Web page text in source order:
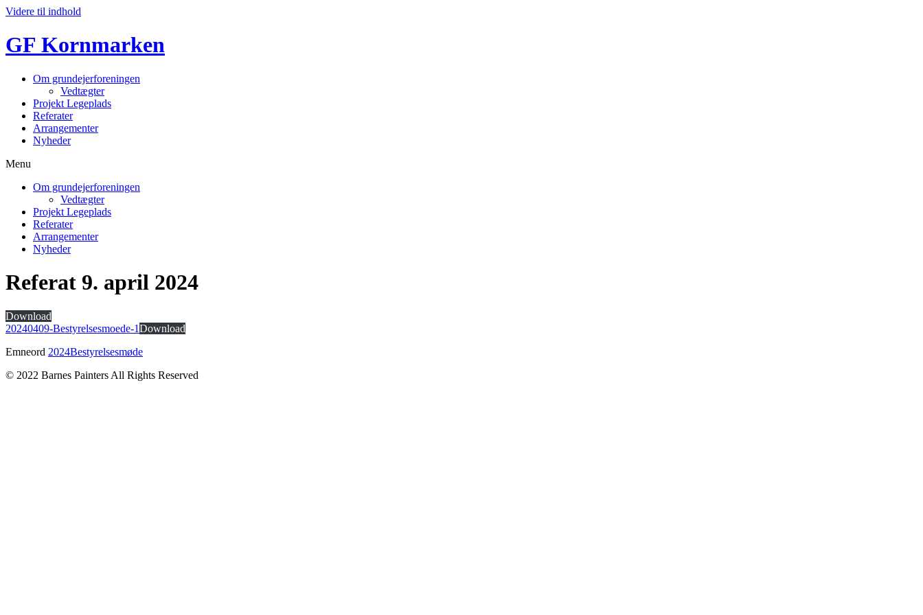
Videre til indhold
GF Kornmarken
Om grundejerforeningen
Vedtægter
Projekt Legeplads
Referater
Arrangementer
Nyheder
Menu
Om grundejerforeningen
Vedtægter
Projekt Legeplads
Referater
Arrangementer
Nyheder
Referat 9. april 2024
Download
20240409-Bestyrelsesmoede-1Download
Emneord 2024Bestyrelsesmøde
© 2022 Barnes Painters All Rights Reserved